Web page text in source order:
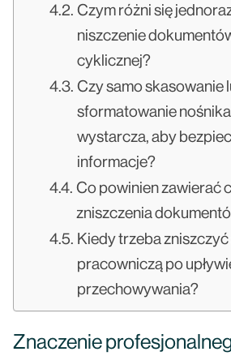
Czym różni się
niszczenie
cyklicznej?
Czy samo skasowanie
sformatowanie
wystarcza, aby
informacje?
Co powinien zawierać
zniszczenia
Kiedy trzeba
pracowniczą po
przechowywania?
Znaczenie